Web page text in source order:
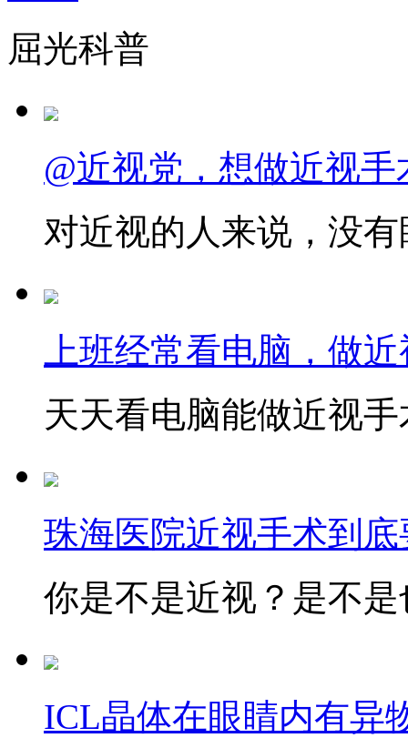
屈光科普
@近视党，想做近视
对近视的人来说，没
上班经常看电脑，做
天天看电脑能做近视
珠海医院近视手术到
你是不是近视？是不
ICL晶体在眼睛内有异